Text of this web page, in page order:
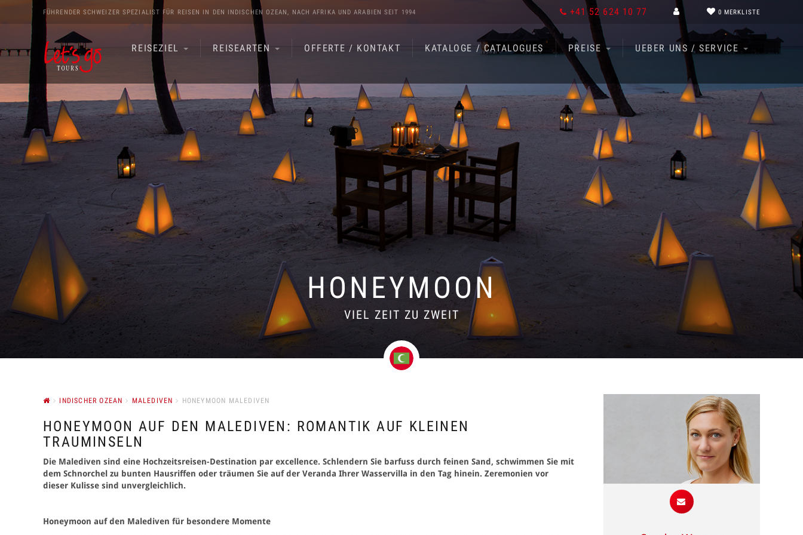
FÜHRENDER SCHWEIZER SPEZIALIST FÜR REISEN IN DEN INDISCHEN OZEAN, NACHAFRIKA UNDARABIEN SEIT 1994 +41 52 624 10 77 0 MERKLISTE
REISEZIEL REISEARTEN OFFERTE / KONTAKT KATALOGE / CATALOGUES PREISE UEBER UNS / SERVICE
VIEL ZEIT ZU ZWEIT
HONEYMOON
INDISCHER OZEAN MALEDIVEN HONEYMOON MALEDIVEN
HONEYMOON AUF DEN MALEDIVEN: ROMANTIK AUF KLEINEN
TRAUMINSELN
Die Malediven sind eine Hochzeitsreisen-Destination par excellence. Schlendern Sie barfuss durch feinen Sand, schwimmen Sie mit
dem Schnorchel zu bunten Hausriffen oder träumen Sie auf der Veranda Ihrer Wasservilla in den Tag hinein. Zeremonien vor
dieser Kulisse sind unvergleichlich.
Honeymoon auf den Malediven für besondere Momente